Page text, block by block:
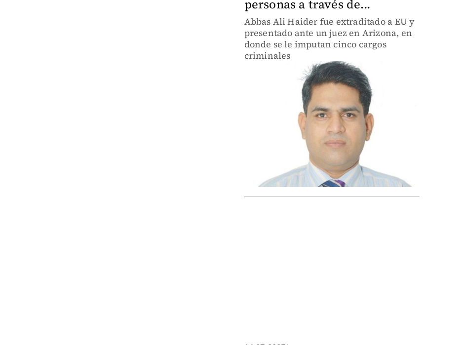
personas a través de...
Abbas Ali Haider fue extraditado a EU y
presentado ante un juez en Arizona, en
donde se le imputan cinco cargos
criminales